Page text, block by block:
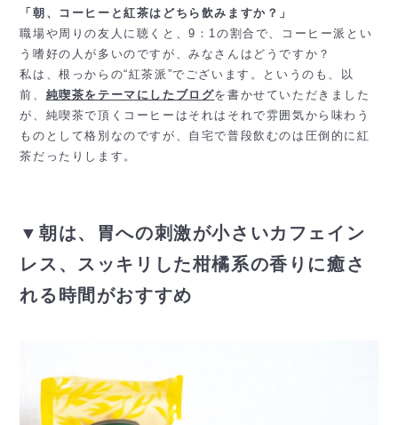
「朝、コーヒーと紅茶はどちら飲みますか？」
職場や周りの友人に聴くと、9：1の割合で、コーヒー派とい
う嗜好の人が多いのですが、みなさんはどうですか？
私は、根っからの“紅茶派”でございます。というのも、以
前、 純喫茶をテーマにしたブログを書かせていただきました
が、純喫茶で頂くコーヒーはそれはそれで雰囲気から味わう
ものとして格別なのですが、自宅で普段飲むのは圧倒的に紅
茶だったりします。
▼朝は、胃への刺激が小さいカフェイン
レス、スッキリした柑橘系の香りに癒さ
れる時間がおすすめ